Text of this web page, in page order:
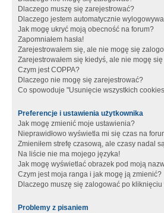
Dlaczego muszę się zarejestrować?
Dlaczego jestem automatycznie
Jak mogę ukryć moją obecność na forum?
Zapomniałem hasła!
Zarejestrowałem się, ale nie mogę się
Zarejestrowałem się kiedyś, ale nie mogę
Czym jest COPPA?
Dlaczego nie mogę się zarejestrować?
Co spowoduje "Usunięcie wszystkich
Preferencje i ustawienia użytkownika
Jak mogę zmienić moje ustawienia?
Nieprawidłowo wyświetla mi się czas na
Zmieniłem strefę czasową, ale czasy nadal
Na liście nie ma mojego języka!
Jak mogę wyświetlać obrazek pod moją
Czym jest moja ranga i jak mogę ją zmienić?
Dlaczego muszę się zalogować po
Problemy z pisaniem